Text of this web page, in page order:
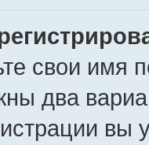
свои имя
два
вы